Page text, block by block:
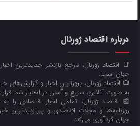
درباره اقتصاد ژورنال
📑 اقتصاد ژورنال، مرجع بازنشر جدیدترین
جهان است.
📺 اقتصاد ژورنال، بروزترین اخبار و گزارش‌های
به صورت آنلاین، سریع و آسان در اختیار شما
📰 اقتصاد ژورنال، تمامی اخبار اقتصادی را
روزنامه‌ها و مجلات اقتصادی و پربازدیدترین
جهان گردآوری می‌کند.